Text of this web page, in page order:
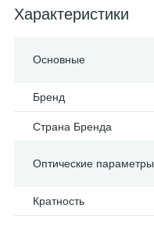
Характеристики
Основные
Бренд
Страна Бренда
Оптические параметры
Кратность